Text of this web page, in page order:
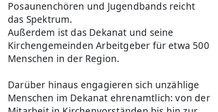
Posaunenchören und Jugendbands reicht
das Spektrum.
Außerdem ist das Dekanat und seine
Kirchengemeinden Arbeitgeber für etwa 500
Menschen in der Region.
Darüber hinaus engagieren sich unzählige
Menschen im Dekanat ehrenamtlich: von der